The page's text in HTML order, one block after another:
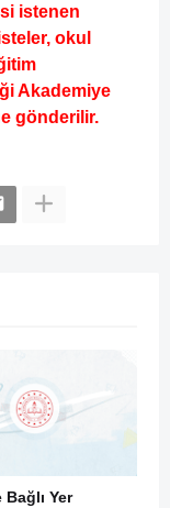
istenen
okul
Akademiye
gönderilir.
Bağlı Yer